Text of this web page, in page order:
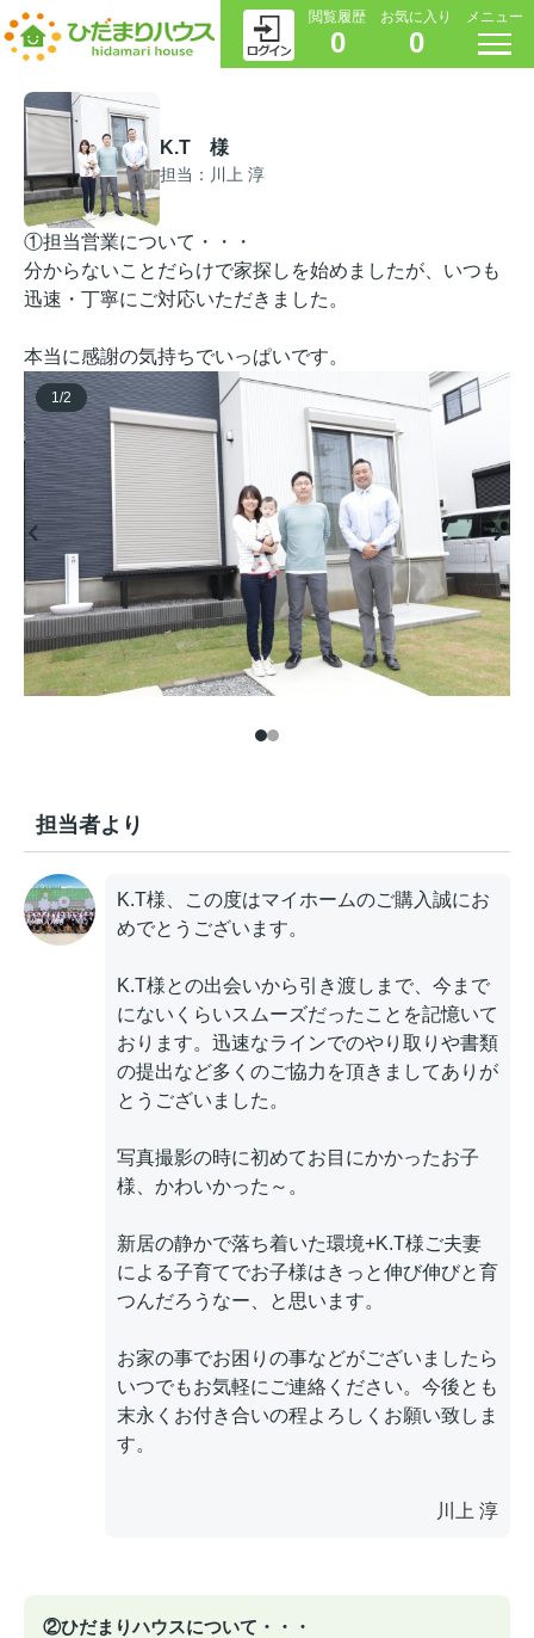
閲覧履歴
0
お気に入り
0
メニュー
K.T 様
担当：川上 淳
①担当営業について・・・
分からないことだらけで家探しを始めましたが、いつも
迅速・丁寧にご対応いただきました。
本当に感謝の気持ちでいっぱいです。
1/2
担当者より
K.T様、この度はマイホームのご購入誠にお
めでとうございます。
K.T様との出会いから引き渡しまで、今まで
にないくらいスムーズだったことを記憶いて
おります。迅速なラインでのやり取りや書類
の提出など多くのご協力を頂きましてありが
とうございました。
写真撮影の時に初めてお目にかかったお子
様、かわいかった～。
新居の静かで落ち着いた環境+K.T様ご夫妻
による子育てでお子様はきっと伸び伸びと育
つんだろうなー、と思います。
お家の事でお困りの事などがございましたら
いつでもお気軽にご連絡ください。今後とも
末永くお付き合いの程よろしくお願い致しま
す。
川上 淳
②ひだまりハウスについて・・・